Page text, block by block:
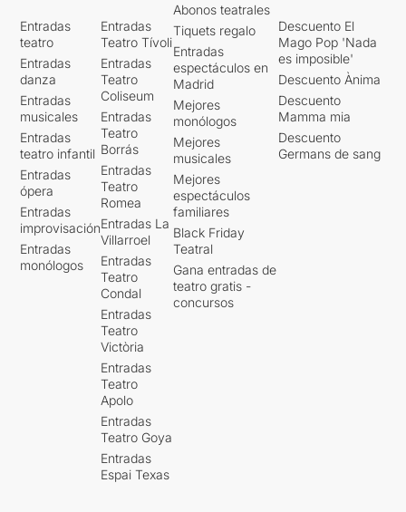
Entradas
teatro
Entradas
danza
Entradas
musicales
Entradas
teatro infantil
Entradas
ópera
Entradas
improvisación
Entradas
monólogos
Entradas
Teatro Tívoli
Entradas
Teatro
Coliseum
Entradas
Teatro
Borrás
Entradas
Teatro
Romea
Entradas La
Villarroel
Entradas
Teatro
Condal
Entradas
Teatro
Victòria
Entradas
Teatro
Apolo
Entradas
Teatro Goya
Entradas
Espai Texas
Abonos teatrales
Tiquets regalo
Entradas
espectáculos en
Madrid
Mejores
monólogos
Mejores
musicales
Mejores
espectáculos
familiares
Black Friday
Teatral
Gana entradas de
teatro gratis -
concursos
Descuento El
Mago Pop 'Nada
es imposible'
Descuento Ànima
Descuento
Mamma mia
Descuento
Germans de sang